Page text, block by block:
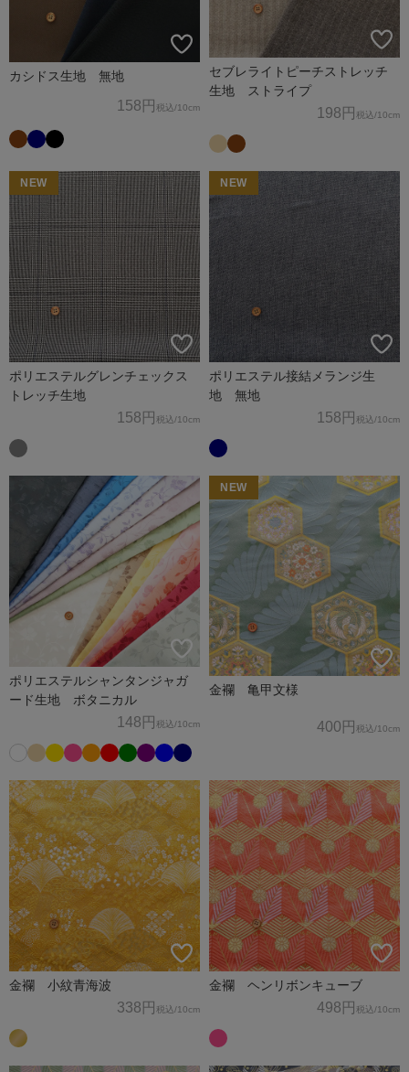
カシドス生地 無地
158円 税込/10cm
セブレライトピーチストレッチ
生地 ストライプ
198円 税込/10cm
NEW
ポリエステルグレンチェックス
トレッチ生地
158円 税込/10cm
NEW
ポリエステル接結メランジ生
地 無地
158円 税込/10cm
ポリエステルシャンタンジャガ
ード生地 ボタニカル
148円 税込/10cm
NEW
金襴 亀甲文様
400円 税込/10cm
金襴 小紋青海波
338円 税込/10cm
金襴 ヘンリボンキューブ
498円 税込/10cm